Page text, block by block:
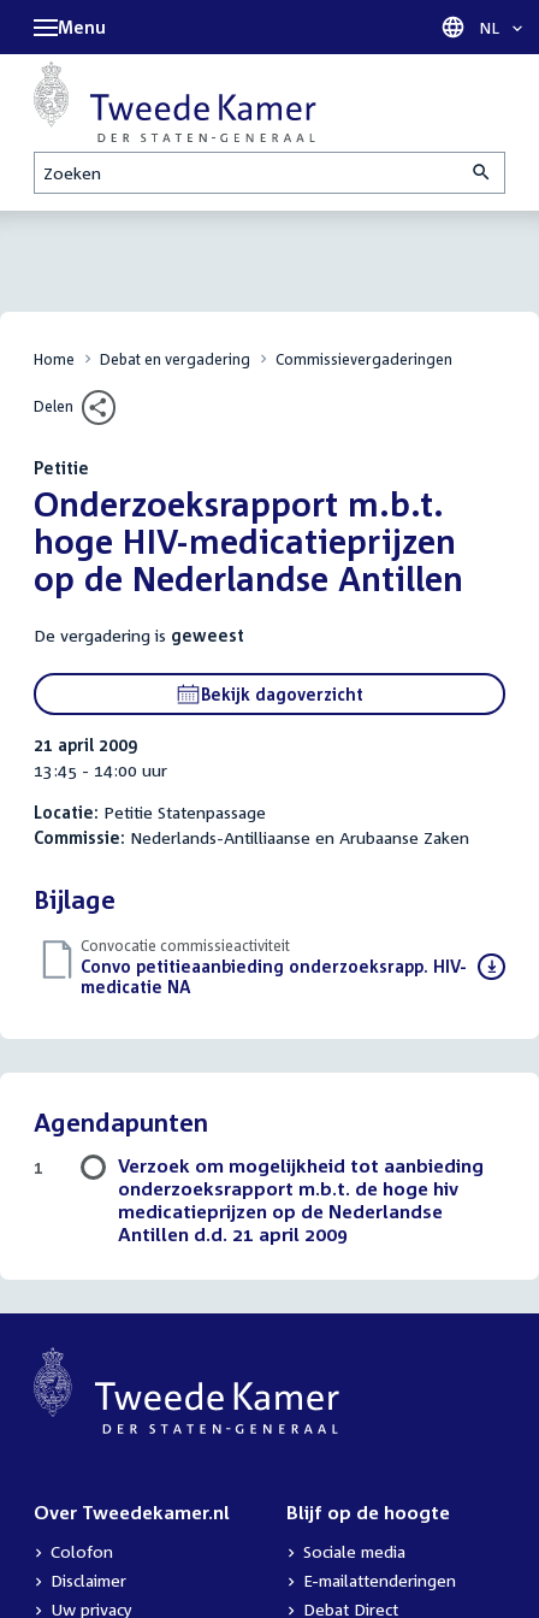
Zoeken
Menu Taal
NL
Home Debat en vergadering Commissievergaderingen
Delen
Petitie
:Onderzoeksrapport m.b.t.
hoge HIV-medicatieprijzen
op de Nederlandse Antillen
De vergadering is geweest
Bekijk dagoverzicht
21 april 2009
13:45 - 14:00 uur
Locatie: Petitie Statenpassage
Commissie: Nederlands-Antilliaanse en Arubaanse Zaken
Bijlage
Convocatie commissieactiviteit
Download
bestand:
Convo petitieaanbieding onderzoeksrapp. HIV-
medicatie NA
Agendapunten
Verzoek om mogelijkheid tot aanbieding
onderzoeksrapport m.b.t. de hoge hiv
medicatieprijzen op de Nederlandse
Antillen d.d. 21 april 2009
1
Over Tweedekamer.nl
Colofon
Disclaimer
Uw privacy
Blijf op de hoogte
Sociale media
E-mailattenderingen
Debat Direct